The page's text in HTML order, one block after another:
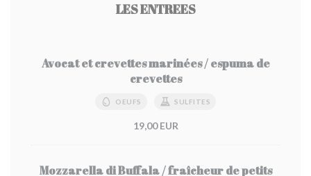
LES ENTREES
Avocat et crevettes marinées / espuma de
crevettes
OEUFS SULFITES
19,00 EUR
Mozzarella di Buffala / fraîcheur de petits